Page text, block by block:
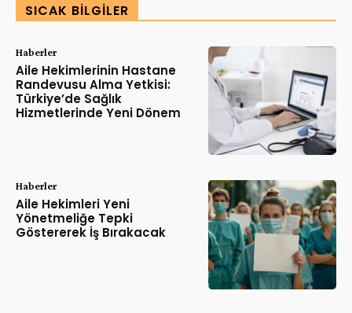
SICAK BILGILER
Haberler
Aile Hekimlerinin Hastane
Randevusu Alma Yetkisi:
Türkiye’de Sağlık
Hizmetlerinde Yeni Dönem
Haberler
Aile Hekimleri Yeni
Yönetmeliğe Tepki
Göstererek İş Bırakacak